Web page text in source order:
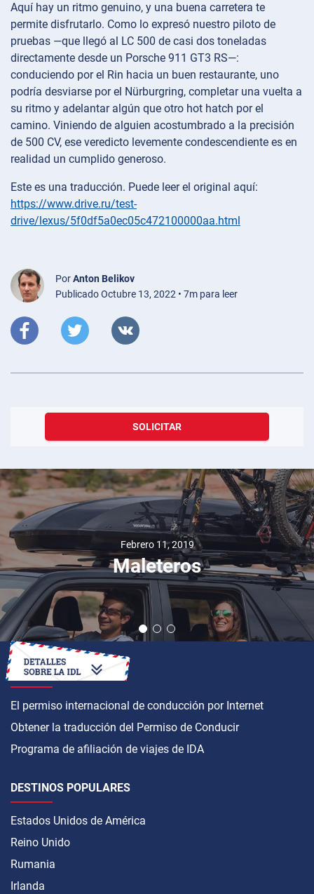
Aquí hay un ritmo genuino, y una buena carretera te
permite disfrutarlo. Como lo expresó nuestro piloto de
pruebas —que llegó al LC 500 de casi dos toneladas
directamente desde un Porsche 911 GT3 RS—:
conduciendo por el Rin hacia un buen restaurante, uno
podría desviarse por el Nürburgring, completar una vuelta a
su ritmo y adelantar algún que otro hot hatch por el
camino. Viniendo de alguien acostumbrado a la precisión
de 500 CV, ese veredicto levemente condescendiente es en
realidad un cumplido generoso.
Este es una traducción. Puede leer el original aquí:
https://www.drive.ru/test-
drive/lexus/5f0df5a0ec05c472100000aa.html
PorAnton Belikov
Publicado Octubre 13, 2022 • 7m para leer
SOLICITAR
Febrero 11, 2019
Maleteros
CÓMO OBTENER
El permiso internacional de conducción por Internet
Obtener la traducción del Permiso de Conducir
Programa de afiliación de viajes de IDA
DESTINOS POPULARES
Estados Unidos de América
Reino Unido
Rumania
Irlanda